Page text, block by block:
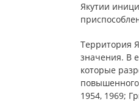
Якутии
Территория
значения. В
которые
повышенного
1954, 1969;